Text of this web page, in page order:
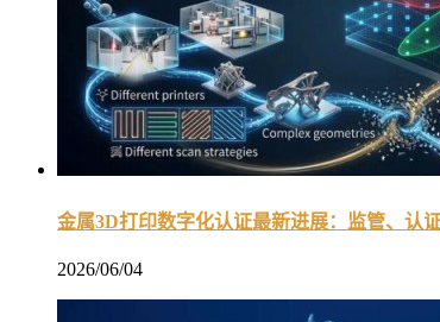
金属3D打印数字化认证最新进展：监管、认
2026/06/04